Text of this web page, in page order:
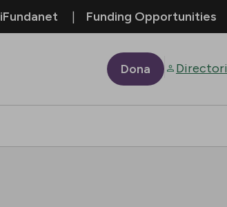
iFundanet Funding Opportunities
Dona Directori